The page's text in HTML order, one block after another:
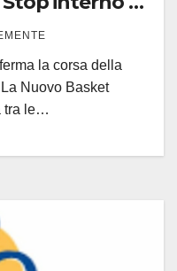
la corsa della
Nuovo Basket
tra le…